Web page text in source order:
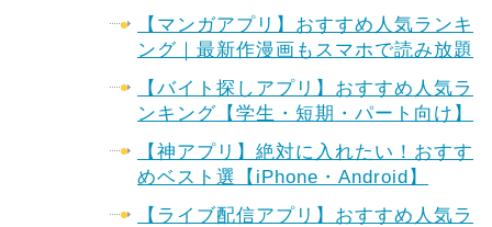
【マンガアプリ】おすすめ人気ランキ
ング｜最新作漫画もスマホで読み放題
【バイト探しアプリ】おすすめ人気ラ
ンキング【学生・短期・パート向け】
【神アプリ】絶対に入れたい！おすす
めベスト選【iPhone・Android】
【ライブ配信アプリ】おすすめ人気ラ